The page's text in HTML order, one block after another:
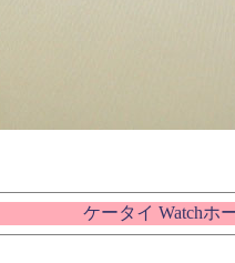
ケータイ Watchホ